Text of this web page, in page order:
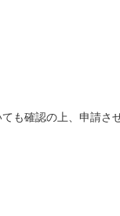
も確認の上、申請さ